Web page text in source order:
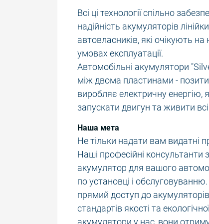
Всі ці технології спільно
надійність акумуляторів
автовласників, які очікують
умовах експлуатації.
Автомобільні акумулятори
між двома пластинами -
виробляє електричну енергію,
запускати двигун та живити
Наша мета
Не тільки надати вам видатні
Наші професійні
акумулятор для вашого
по установці і
прямий доступ до
стандартів якості та
акумулятори у нас, вони